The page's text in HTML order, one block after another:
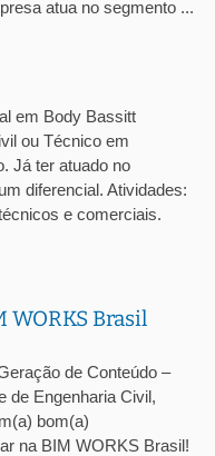
atua no segmento ...
em Body Bassitt
ou Técnico em
Já ter atuado no
diferencial. Atividades:
e comerciais.
WORKS Brasil
de Conteúdo –
de Engenharia Civil,
bom(a)
na BIM WORKS Brasil!